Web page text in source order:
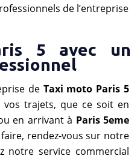
de l’entreprise
5 avec un
de Taxi moto Paris 5
trajets, que ce soit en
en arrivant à Paris 5eme
rendez-vous sur notre
notre service commercial